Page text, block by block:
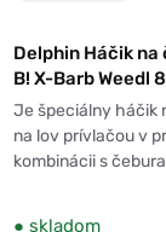
Delphin Háčik na
B! X-Barb Weedl
Je špeciálny háčik
na lov prívlačou v
kombinácii s
● skladom